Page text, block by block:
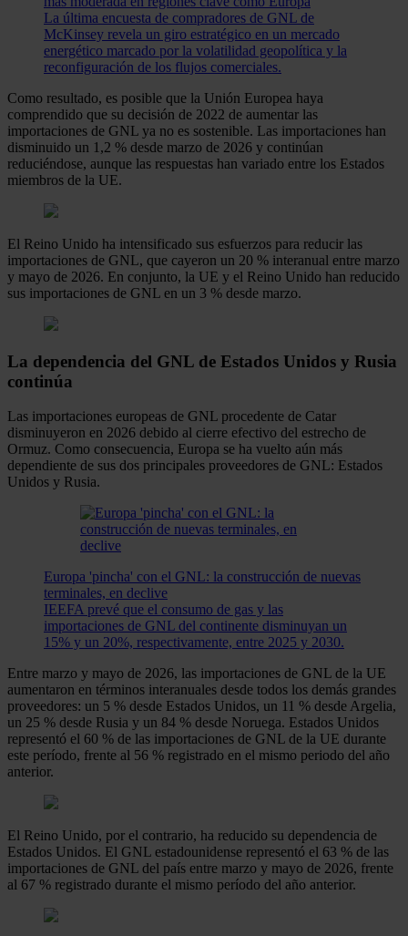
La última encuesta de compradores de GNL de
McKinsey revela un giro estratégico en un mercado
energético marcado por la volatilidad geopolítica y la
reconfiguración de los flujos comerciales.
Como resultado, es posible que la Unión Europea haya
comprendido que su decisión de 2022 de aumentar las
importaciones de GNL ya no es sostenible. Las importaciones han
disminuido un 1,2 % desde marzo de 2026 y continúan
reduciéndose, aunque las respuestas han variado entre los Estados
miembros de la UE.
El Reino Unido ha intensificado sus esfuerzos para reducir las
importaciones de GNL, que cayeron un 20 % interanual entre marzo
y mayo de 2026. En conjunto, la UE y el Reino Unido han reducido
sus importaciones de GNL en un 3 % desde marzo.
La dependencia del GNL de Estados Unidos y Rusia
continúa
Las importaciones europeas de GNL procedente de Catar
disminuyeron en 2026 debido al cierre efectivo del estrecho de
Ormuz. Como consecuencia, Europa se ha vuelto aún más
dependiente de sus dos principales proveedores de GNL: Estados
Unidos y Rusia.
Europa 'pincha' con el GNL: la construcción de nuevas
terminales, en declive
IEEFA prevé que el consumo de gas y las
importaciones de GNL del continente disminuyan un
15% y un 20%, respectivamente, entre 2025 y 2030.
Entre marzo y mayo de 2026, las importaciones de GNL de la UE
aumentaron en términos interanuales desde todos los demás grandes
proveedores: un 5 % desde Estados Unidos, un 11 % desde Argelia,
un 25 % desde Rusia y un 84 % desde Noruega. Estados Unidos
representó el 60 % de las importaciones de GNL de la UE durante
este período, frente al 56 % registrado en el mismo periodo del año
anterior.
El Reino Unido, por el contrario, ha reducido su dependencia de
Estados Unidos. El GNL estadounidense representó el 63 % de las
importaciones de GNL del país entre marzo y mayo de 2026, frente
al 67 % registrado durante el mismo período del año anterior.